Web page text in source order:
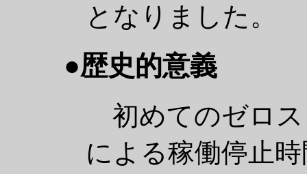
となりました。
●歴史的意義
初めてのゼロス
による稼働停止